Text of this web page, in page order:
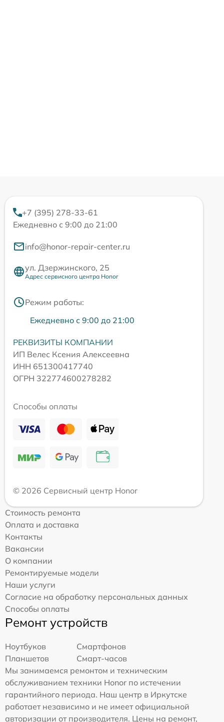
+7 (395) 278-33-61
Ежедневно с 9:00 до 21:00
info@honor-repair-center.ru
ул. Дзержинского, 25
Адрес сервисного центра Honor
Режим работы:
Ежедневно с 9:00 до 21:00
РЕКВИЗИТЫ КОМПАНИИ
ИП Велес Ксения Алексеевна
ИНН 651300417740
ОГРН 322774600278282
Способы оплаты
© 2026 Сервисный центр Honor
Стоимость ремонта
Оплата и доставка
Контакты
Вакансии
О компании
Ремонтируемые модели
Наши услуги
Согласие на обработку персональных данных
Способы оплаты
Ремонт устройств
Ноутбуков
Смартфонов
Планшетов
Смарт-часов
Мы занимаемся ремонтом и техническим
обслуживанием техники Honor по истечении
гарантийного периода. Наш центр в Иркутске
работает независимо и не имеет официальной
авторизации от производителя. Цены на ремонт,